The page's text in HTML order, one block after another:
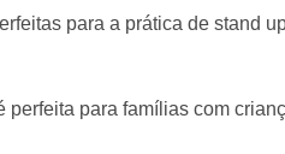
para a prática de stand
perfeita para famílias com